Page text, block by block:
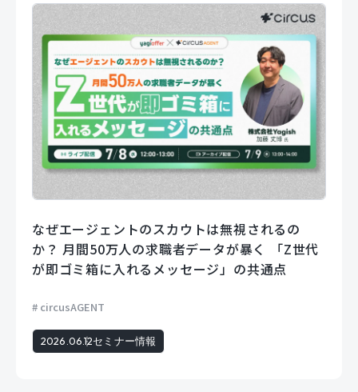
なぜエージェントのスカウトは無視されるの
か？ 月間50万人の求職者データが暴く 「Z世代
が即ゴミ箱に入れるメッセージ」の共通点
circusAGENT
2026.06.12セミナー情報